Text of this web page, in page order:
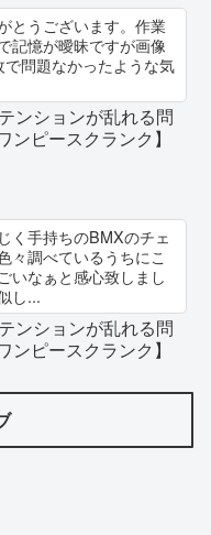
とうございます。作業
記憶が曖昧ですが画像
問題なかったような気
ンションが乱れる問
ピースクランク】
く手持ちのBMXのチェ
々調べているうちにこ
いなぁと感心致しまし
し...
ンションが乱れる問
ピースクランク】